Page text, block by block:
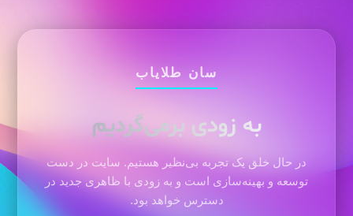
سان طلایاب
به زودی برمی‌گردیم
در حال خلق یک تجربه بی‌نظیر هستیم. سایت در دست
توسعه و بهینه‌سازی است و به زودی با ظاهری جدید در
دسترس خواهد بود.